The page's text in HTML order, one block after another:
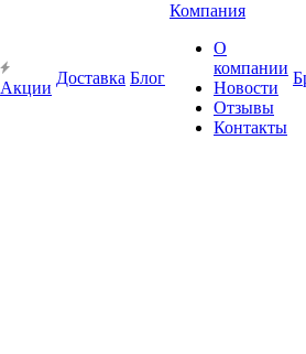
Акции
Доставка Блог
Компания
О
компании
Новости
Отзывы
Контакты